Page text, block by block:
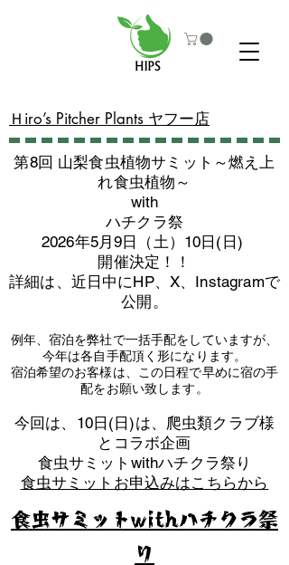
​Ｈiro’s Pitcher Plants ヤフー店
第8回 山梨食虫植物サミット～燃え上
れ食虫植物～
with
​ハチクラ祭
2026年5月9日（土）10日(日)
​開催決定！！
詳細は、近日中にHP、X、Instagramで
公開。
例年、宿泊を弊社で一括手配をしていますが、
今年は各自手配頂く形になります。
​宿泊希望のお客様は、この日程で早めに宿の手
配をお願い致します。
​今回は、10日(日)は、爬虫類クラブ様
とコラボ企画
​食虫サミットwithハチクラ祭り
食虫サミットお申込みはこちらから
食虫サミットwithハチクラ祭
り